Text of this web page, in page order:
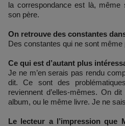
la correspondance est là,
son père.
On retrouve des constantes
Des constantes qui ne sont même
Ce qui est d’autant plus
Je ne m’en serais pas rendu
dit. Ce sont des
reviennent d’elles-mêmes. On
album, ou le même livre. Je ne
Le lecteur a l’impression que